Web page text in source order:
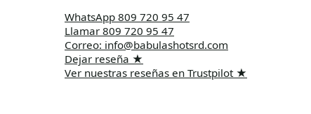
WhatsApp 809 720 95 47
Llamar 809 720 95 47
Correo: info@babulashotsrd.com
Dejar reseña ★
Ver nuestras reseñas en Trustpilot ★